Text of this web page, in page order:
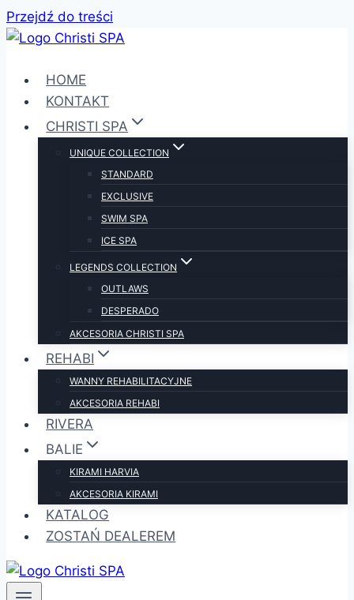
Przejdź do treści
HOME
KONTAKT
CHRISTI SPA
UNIQUE COLLECTION
STANDARD
EXCLUSIVE
SWIM SPA
ICE SPA
LEGENDS COLLECTION
OUTLAWS
DESPERADO
AKCESORIA CHRISTI SPA
REHABI
WANNY REHABILITACYJNE
AKCESORIA REHABI
RIVERA
BALIE
KIRAMI HARVIA
AKCESORIA KIRAMI
KATALOG
ZOSTAŃ DEALEREM